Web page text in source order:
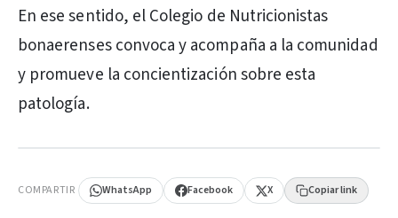
En ese sentido, el Colegio de Nutricionistas
bonaerenses convoca y acompaña a la comunidad
y promueve la concientización sobre esta
patología.
COMPARTIR WhatsApp Facebook X Copiar link